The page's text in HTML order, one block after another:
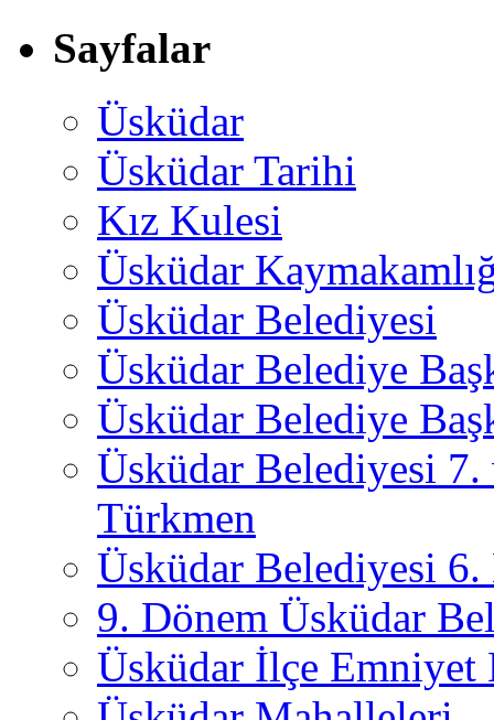
Sayfalar
Üsküdar
Üsküdar Tarihi
Kız Kulesi
Üsküdar
Üsküdar Belediyesi
Üsküdar Belediye
Üsküdar Belediye
Üsküdar Belediyesi
Türkmen
Üsküdar Belediyesi 6.
9. Dönem Üsküdar
Üsküdar İlçe